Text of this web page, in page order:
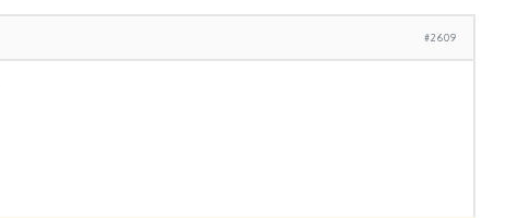
#2609